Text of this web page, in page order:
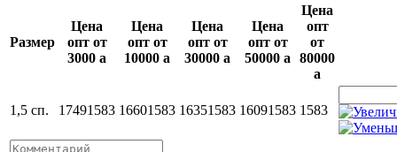
Размер
Цена
опт от
3000 a
Цена
опт от
10000 a
Цена
опт от
30000 a
Цена
опт от
50000 a
Цена
опт
от
80000
a
1,5 сп. 17491583 16601583 16351583 16091583 1583